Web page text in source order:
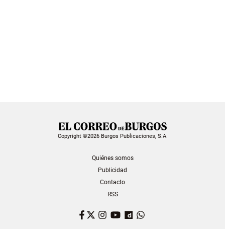
Copyright ©2026 Burgos Publicaciones, S.A.
Quiénes somos
Publicidad
Contacto
RSS
Facebook
TwitterInstagram
YouTubeDailymotion